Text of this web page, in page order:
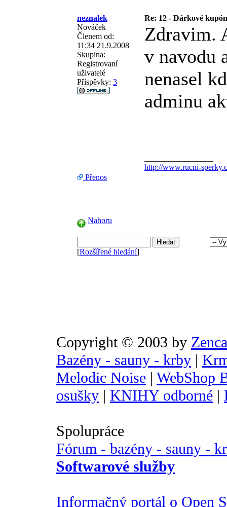
neznalek
Re: 12 - Dárkové
Nováček
Členem od:
11:34 21.9.2008
Skupina:
Registrovaní
uživatelé
Příspěvky: 3
Zdravim.
v navodu
nenasel
adminu
http://www.rucni-
Přenos
Nahoru
[Rozšířené hledání]
Copyright © 2003 by
Bazény - sauny - krby |
Melodic Noise | WebShop
osušky | KNIHY odborné |
Spolupráce
Fórum - bazény - sauny -
Softwarové služby
Informačný portál o Open